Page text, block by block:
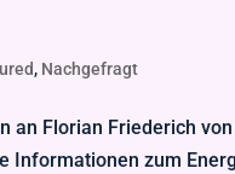
, Nachgefragt
an Florian Friederich
Informationen zum